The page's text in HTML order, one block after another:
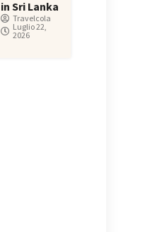
in Sri Lanka
Travelcola
Luglio 22,
2026